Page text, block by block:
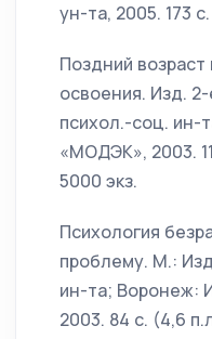
ун-та, 2005. 173
Поздний возраст
освоения. Изд.
психол.-соц.
«МОДЭК», 2003.
5000 экз.
Психология
проблему. М.:
ин-та; Воронеж:
2003. 84 с. (4,6